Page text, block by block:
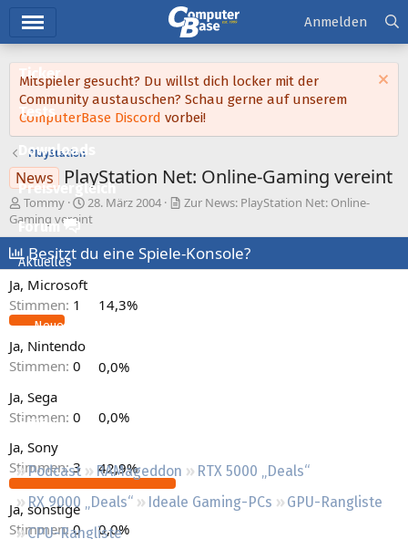
Ticker
Tests
Downloads
Preisvergleich
Forum
Aktuelles
Empfohlene Inhalte
Neue Beiträge
Leserartikel
Regeln
Podcast RAMageddon
RTX 5000 „Deals“
RX 9000 „Deals“
Ideale Gaming-PCs
GPU-Rangliste
CPU-Rangliste
Anmelden
Mitspieler gesucht? Du willst dich locker mit der
Community austauschen? Schau gerne auf unserem
ComputerBase Discord vorbei!
PlayStation
News PlayStation Net: Online-Gaming vereint
E
r
s
e
l
e
Tommy
E
r
s
t
e
l
28. März 2004
Zur News: PlayStation Net: Online-
Gaming vereint
Besitzt du eine Spiele-Konsole?
Ja, Microsoft
Stimmen: 1 14,3%
Ja, Nintendo
Stimmen: 0
0,0%
Ja, Sega
Stimmen: 0
0,0%
Ja, Sony
Stimmen:3 42,9%
Ja, sonstige
Stimmen:0
0,0%